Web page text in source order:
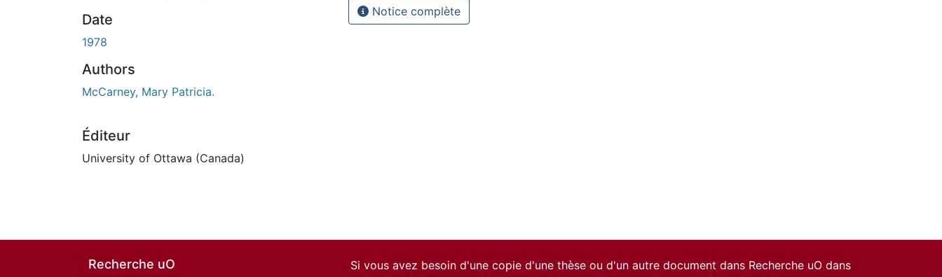
Date
1978
Authors
McCarney, Mary Patricia.
Éditeur
University of Ottawa (Canada)
Notice complète
Recherche uO
Si vous avez besoin d'une copie d'une thèse ou d'un autre document dans Recherche uO dans